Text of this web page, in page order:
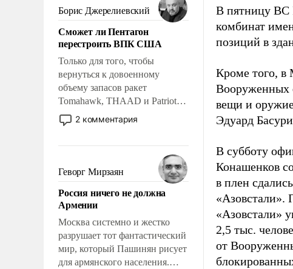
Борис Джерелиевский
Сможет ли Пентагон
перестроить ВПК США
Только для того, чтобы
вернуться к довоенному
объему запасов ракет
Tomahawk, THAAD и Patriot
США потребуется более трех
лет. Даже небольшая война с
Сложившаяся ситуация
означает многолетний период
уязвимости США, например,
перед Китаем.
2 комментария
Геворг Мирзаян
Россия ничего не должна
Армении
Москва системно и жестко
разрушает тот фантастический
мир, который Пашинян рисует
для армянского населения.
В пятницу ВС
комбинат
позиций в
Кроме того, в
Вооруженных
вещи и
Эдуард
В субботу
Конашенков
в плен
«Азовстали».
«Азовстали»
2,5 тыс.
от